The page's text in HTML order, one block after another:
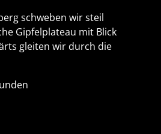
schweben wir steil
Gipfelplateau mit Blick
gleiten wir durch die